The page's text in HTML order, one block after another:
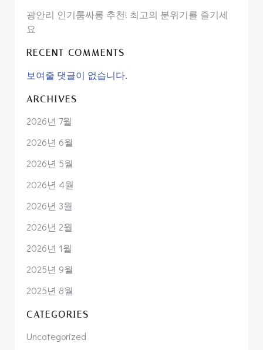
광안리 인기룸싸롱 추천! 최고의 분위기를 즐기세
요
RECENT COMMENTS
보여줄 댓글이 없습니다.
ARCHIVES
2026년 7월
2026년 6월
2026년 5월
2026년 4월
2026년 3월
2026년 2월
2026년 1월
2025년 9월
2025년 8월
CATEGORIES
Uncategorized